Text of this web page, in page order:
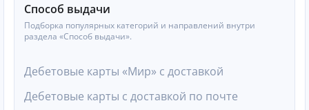
Способ выдачи
Подборка популярных категорий и направлений внутри
раздела «Способ выдачи».
Дебетовые карты «Мир» с доставкой
Дебетовые карты с доставкой по почте